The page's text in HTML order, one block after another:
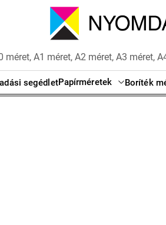
A1 méret, A2 méret, A3 méret,
segédletPapírméretek Boríték